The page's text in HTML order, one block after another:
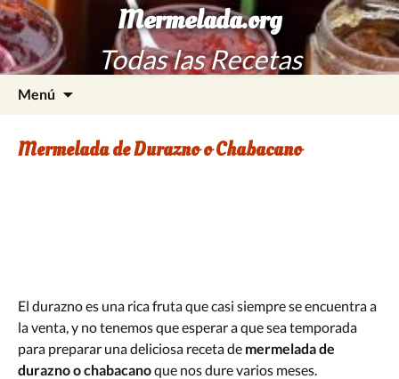
Mermelada.org
Todas las Recetas
Menú
Mermelada de Durazno o Chabacano
El durazno es una rica fruta que casi siempre se encuentra a
la venta, y no tenemos que esperar a que sea temporada
para preparar una deliciosa receta de mermelada de
durazno o chabacanoque nos dure varios meses.